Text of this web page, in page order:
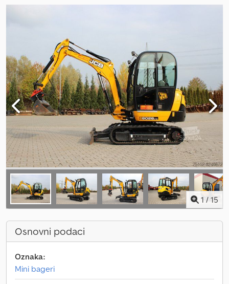
1 / 15
Osnovni podaci
Oznaka:
Mini bageri